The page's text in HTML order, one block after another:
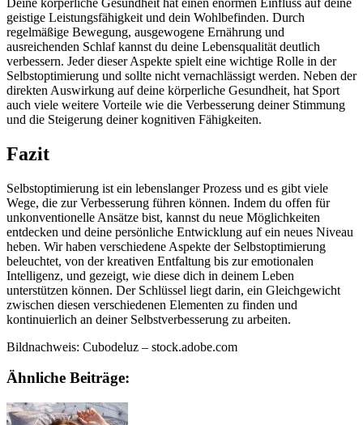
geistige Leistungsfähigkeit und dein Wohlbefinden. Durch
regelmäßige Bewegung, ausgewogene Ernährung und
ausreichenden Schlaf kannst du deine Lebensqualität deutlich
verbessern. Jeder dieser Aspekte spielt eine wichtige Rolle in der
Selbstoptimierung und sollte nicht vernachlässigt werden. Neben der
direkten Auswirkung auf deine körperliche Gesundheit, hat Sport
auch viele weitere Vorteile wie die Verbesserung deiner Stimmung
und die Steigerung deiner kognitiven Fähigkeiten.
Fazit
Selbstoptimierung ist ein lebenslanger Prozess und es gibt viele
Wege, die zur Verbesserung führen können. Indem du offen für
unkonventionelle Ansätze bist, kannst du neue Möglichkeiten
entdecken und deine persönliche Entwicklung auf ein neues Niveau
heben. Wir haben verschiedene Aspekte der Selbstoptimierung
beleuchtet, von der kreativen Entfaltung bis zur emotionalen
Intelligenz, und gezeigt, wie diese dich in deinem Leben
unterstützen können. Der Schlüssel liegt darin, ein Gleichgewicht
zwischen diesen verschiedenen Elementen zu finden und
kontinuierlich an deiner Selbstverbesserung zu arbeiten.
Bildnachweis: Cubodeluz – stock.adobe.com
Ähnliche Beiträge: